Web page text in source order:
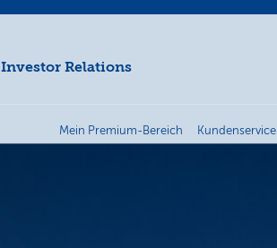
Investor Relations
Mein Premium-Bereich Kundenservice